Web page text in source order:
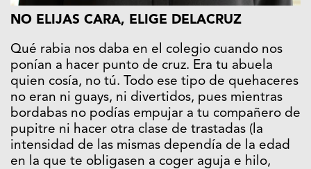
NO ELIJAS CARA, ELIGE DELACRUZ
Qué rabia nos daba en el colegio cuando nos
ponían a hacer punto de cruz. Era tu abuela
quien cosía, no tú. Todo ese tipo de quehaceres
no eran ni guays, ni divertidos, pues mientras
bordabas no podías empujar a tu compañero de
pupitre ni hacer otra clase de trastadas (la
intensidad de las mismas dependía de la edad
en la que te obligasen a coger aguja e hilo,